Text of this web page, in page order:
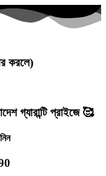
করলে)
গ্যারান্টি প্রাইজে 🥰